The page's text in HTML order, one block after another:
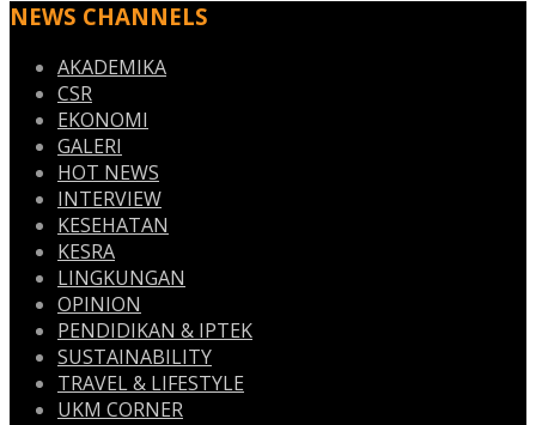
NEWS CHANNELS
AKADEMIKA
CSR
EKONOMI
GALERI
HOT NEWS
INTERVIEW
KESEHATAN
KESRA
LINGKUNGAN
OPINION
PENDIDIKAN & IPTEK
SUSTAINABILITY
TRAVEL & LIFESTYLE
UKM CORNER